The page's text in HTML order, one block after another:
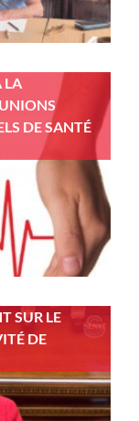
LA
DE SANTÉ
SUR LE
DE